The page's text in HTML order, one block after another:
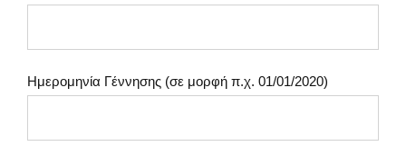
Ημερομηνία Γέννησης (σε μορφή π.χ. 01/01/2020)